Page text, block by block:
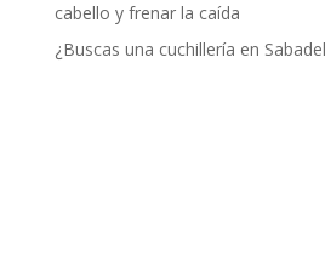
cabello y frenar la caída
¿Buscas una cuchillería en